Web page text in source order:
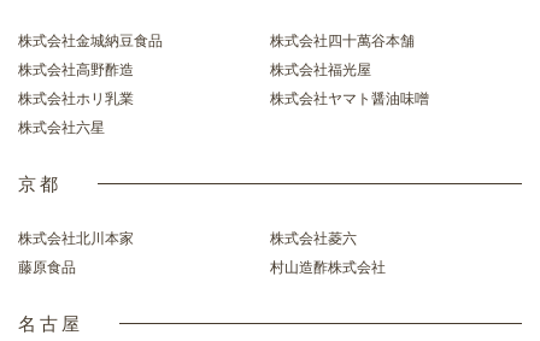
株式会社金城納豆食品
株式会社四十萬谷本舗
株式会社高野酢造
株式会社福光屋
株式会社ホリ乳業
株式会社ヤマト醤油味噌
株式会社六星
京都
株式会社北川本家
株式会社菱六
藤原食品
村山造酢株式会社
名古屋